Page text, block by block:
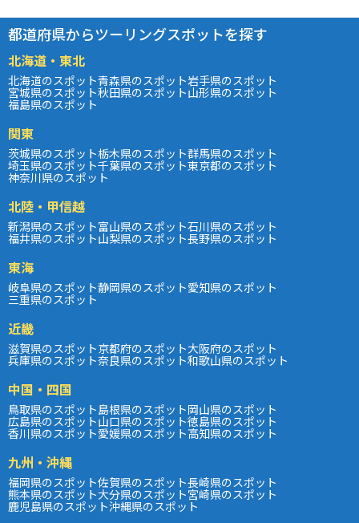
都道府県からツーリングスポットを探す
北海道・東北
北海道のスポット青森県のスポット岩手県のスポット
宮城県のスポット秋田県のスポット山形県のスポット
福島県のスポット
関東
茨城県のスポット栃木県のスポット群馬県のスポット
埼玉県のスポット千葉県のスポット東京都のスポット
神奈川県のスポット
北陸・甲信越
新潟県のスポット富山県のスポット石川県のスポット
福井県のスポット山梨県のスポット長野県のスポット
東海
岐阜県のスポット静岡県のスポット愛知県のスポット
三重県のスポット
近畿
滋賀県のスポット京都府のスポット大阪府のスポット
兵庫県のスポット奈良県のスポット和歌山県のスポット
中国・四国
鳥取県のスポット島根県のスポット岡山県のスポット
広島県のスポット山口県のスポット徳島県のスポット
香川県のスポット愛媛県のスポット高知県のスポット
九州・沖縄
福岡県のスポット佐賀県のスポット長崎県のスポット
熊本県のスポット大分県のスポット宮崎県のスポット
鹿児島県のスポット沖縄県のスポット